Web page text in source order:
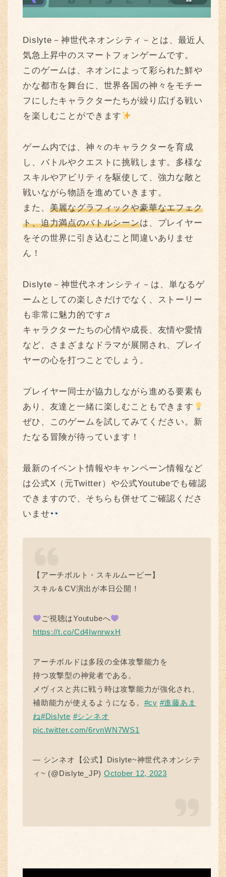
Dislyte－神世代ネオンシティ－とは、最近人
気急上昇中のスマートフォンゲームです。
このゲームは、ネオンによって彩られた鮮や
かな都市を舞台に、世界各国の神々をモチー
フにしたキャラクターたちが繰り広げる戦い
を楽しむことができます
ゲーム内では、神々のキャラクターを育成
し、バトルやクエストに挑戦します。多様な
スキルやアビリティを駆使して、強力な敵と
戦いながら物語を進めていきます。
また、 美麗なグラフィックや豪華なエフェク
ト、迫力満点のバトルシーンは、プレイヤー
をその世界に引き込むこと間違いありませ
ん！
Dislyte－神世代ネオンシティ－は、単なるゲ
ームとしての楽しさだけでなく、ストーリー
も非常に魅力的です♬
キャラクターたちの心情や成長、友情や愛情
など、さまざまなドラマが展開され、プレイ
ヤーの心を打つことでしょう。
プレイヤー同士が協力しながら進める要素も
あり、友達と一緒に楽しむこともできます
ぜひ、このゲームを試してみてください。新
たなる冒険が待っています！
最新のイベント情報やキャンペーン情報など
は公式X（元Twitter）や公式Youtubeでも確認
できますので、そちらも併せてご確認くださ
いませ
【アーチボルト・スキルムービー】
スキル＆CV演出が本日公開！
ご視聴はYoutubeへ
https://t.co/Cd4IwnrwxH
アーチボルドは多段の全体攻撃能力を
持つ攻撃型の神覚者である。
メヴィスと共に戦う時は攻撃能力が強化され、
補助能力が使えるようになる。 #cv #進藤あま
ね#Dislyte #シンネオ
pic.twitter.com/6rvnWN7WS1
— シンネオ【公式】Dislyte~神世代ネオンシテ
ィ~ (@Dislyte_JP) October 12, 2023